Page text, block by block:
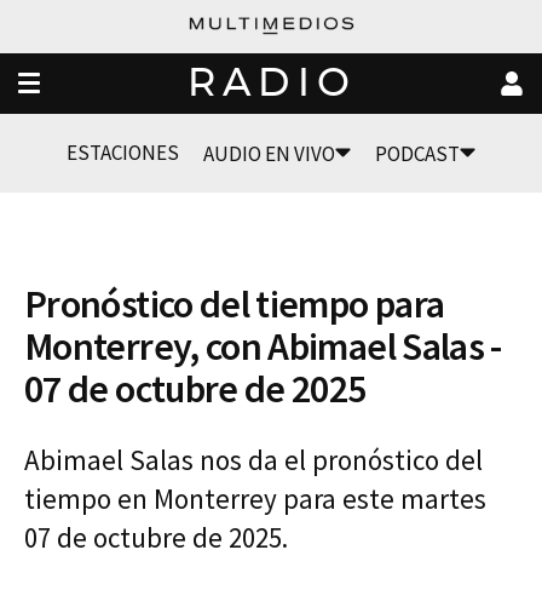
RADIO
ESTACIONES AUDIO EN VIVO PODCAST
Pronóstico del tiempo para
Monterrey, con Abimael Salas -
07 de octubre de 2025
Abimael Salas nos da el pronóstico del
tiempo en Monterrey para este martes
07 de octubre de 2025.